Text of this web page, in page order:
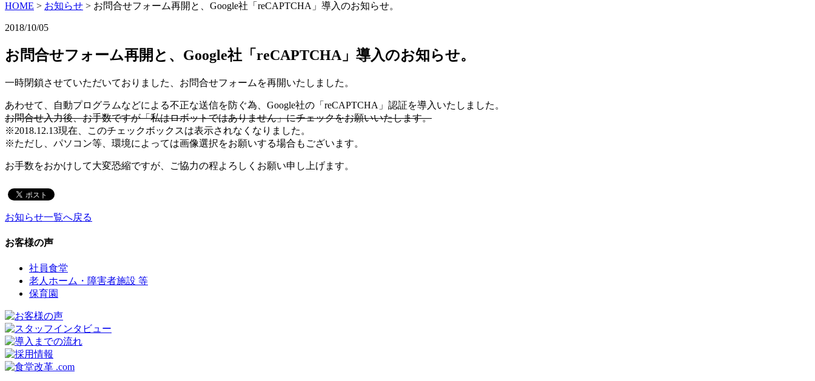
HOME > お知らせ > お問合せフォーム再開と、Google社「reCAPTCHA」導入のお知らせ。
2018/10/05
お問合せフォーム再開と、Google社「reCAPTCHA」導入のお知らせ。
一時閉鎖させていただいておりました、お問合せフォームを再開いたしました。
あわせて、自動プログラムなどによる不正な送信を防ぐ為、Google社の「reCAPTCHA」認証を導入いたしました。
お問合せ入力後、お手数ですが「私はロボットではありません」にチェックをお願いいたします。
※2018.12.13現在、このチェックボックスは表示されなくなりました。
※ただし、パソコン等、環境によっては画像選択をお願いする場合もございます。
お手数をおかけして大変恐縮ですが、ご協力の程よろしくお願い申し上げます。
お知らせ一覧へ戻る
お客様の声
社員食堂
老人ホーム・障害者施設 等
保育園